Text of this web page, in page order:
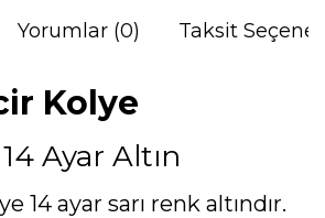
Yorumlar (0) Taksit
Kolye
Ayar Altın
14 ayar sarı renk altındır.